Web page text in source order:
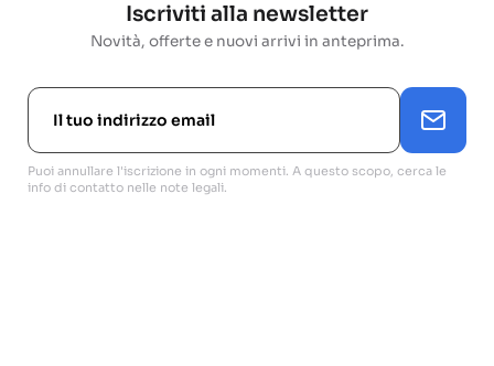
Iscriviti alla newsletter
Novità, offerte e nuovi arrivi in anteprima.
Puoi annullare l'iscrizione in ogni momenti. A questo scopo, cerca le
info di contatto nelle note legali.